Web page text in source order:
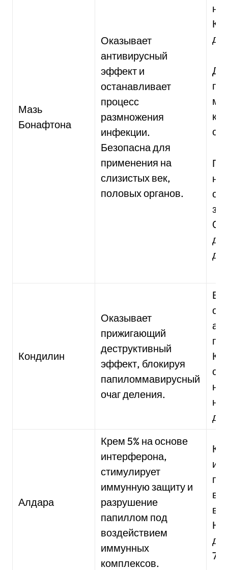
Мазь
Бонафтона
Оказывает
антивирусный
эффект и
останавливает
процесс
размножения
инфекции.
Безопасна для
применения на
слизистых век,
половых органов.
на
Кондилин
Оказывает
прижигающий
деструктивный
эффект, блокируя
папиломмавирусный
очаг деления.
В
на
Алдара
Крем 5% на основе
интерферона,
стимулирует
иммунную защиту и
разрушение
папиллом под
воздействием
иммунных
комплексов.
в
7-